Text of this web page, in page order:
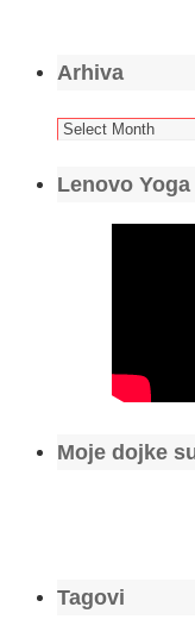
Arhiva
Arhiva
Lenovo
Moje dojke
Tagovi